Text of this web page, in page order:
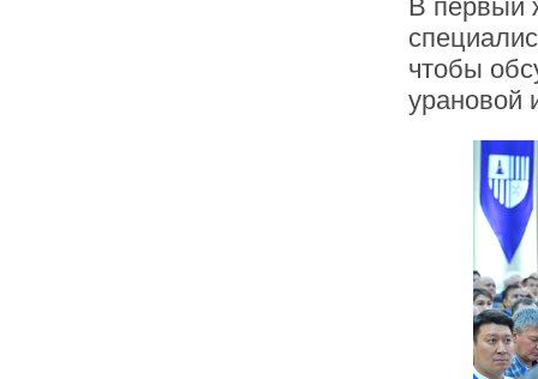
В первый
чтобы
урановой